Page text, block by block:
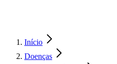
Início
Doenças